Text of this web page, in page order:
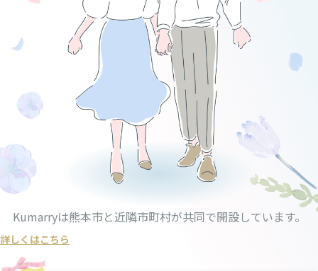
Kumarryは熊本市と近隣市町村が共同で開設しています。
詳しくはこちら